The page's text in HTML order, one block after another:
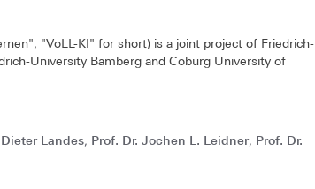
"VoLL-KI" for short) is a joint project of Friedrich-
University Bamberg and Coburg University of
Landes, Prof. Dr. Jochen L. Leidner, Prof. Dr.